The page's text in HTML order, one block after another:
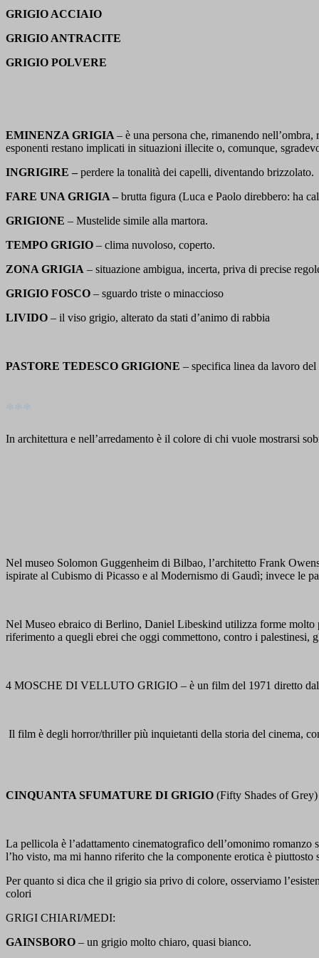
GRIGIO ACCIAIO
GRIGIO ANTRACITE
GRIGIO POLVERE
EMINENZA GRIGIA – è una persona che, rimanendo
esponenti restano implicati in situazioni illecite o, comunque,
INGRIGIRE – perdere la tonalità dei capelli, diventando brizzolato.
FARE UNA GRIGIA – brutta figura (Luca e Paolo direbbero: ha
GRIGIONE – Mustelide simile alla martora.
TEMPO GRIGIO – clima nuvoloso, coperto.
ZONA GRIGIA – situazione ambigua, incerta, priva di precise
GRIGIO FOSCO – sguardo triste o minaccioso
LIVIDO – il viso grigio, alterato da stati d’animo di rabbia
PASTORE TEDESCO GRIGIONE – specifica linea da lavoro
In architettura e nell’arredamento è il colore di chi vuole mostrarsi
Nel museo Solomon Guggenheim di Bilbao, l’architetto Frank
ispirate al Cubismo di Picasso e al Modernismo di Gaudì; invece le
Nel Museo ebraico di Berlino, Daniel Libeskind utilizza forme molto
riferimento a quegli ebrei che oggi commettono, contro i
4 MOSCHE DI VELLUTO GRIGIO – è un film del 1971 diretto dal
Il film è degli horror/thriller più inquietanti della storia del cinema,
CINQUANTA SFUMATURE DI GRIGIO (Fifty Shades of
La pellicola è l’adattamento cinematografico dell’omonimo
l’ho visto, ma mi hanno riferito che la componente erotica è
Per quanto si dica che il grigio sia privo di colore, osserviamo
colori
GRIGI CHIARI/MEDI:
GAINSBORO – un grigio molto chiaro, quasi bianco.